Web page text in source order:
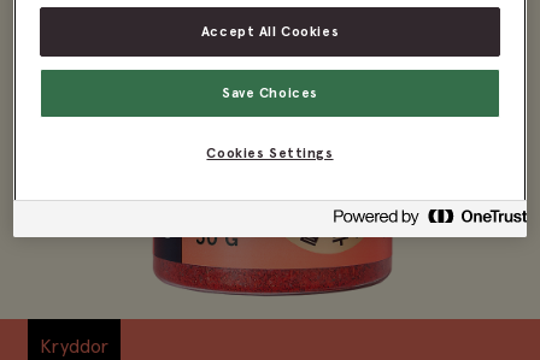
Kryddor
Accept All Cookies
Save Choices
Cookies Settings